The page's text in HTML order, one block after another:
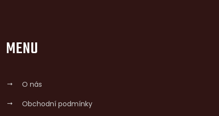
MENU
O nás
Obchodní podmínky